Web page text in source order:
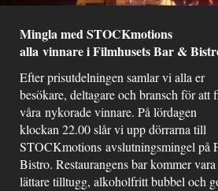
Mingla med STOCKmotions
alla vinnare i Filmhusets Bar &
Efter prisutdelningen samlar vi alla er
besökare, deltagare och bransch för att
våra nykorade vinnare. På lördagen
klockan 22.00 slår vi upp dörrarna till
STOCKmotions avslutningsmingel på
Bistro. Restaurangens bar kommer
lättare tilltugg, alkoholfritt bubbel och